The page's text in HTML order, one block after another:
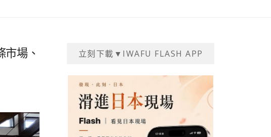
場、
立刻下載▼IWAFU FLASH APP